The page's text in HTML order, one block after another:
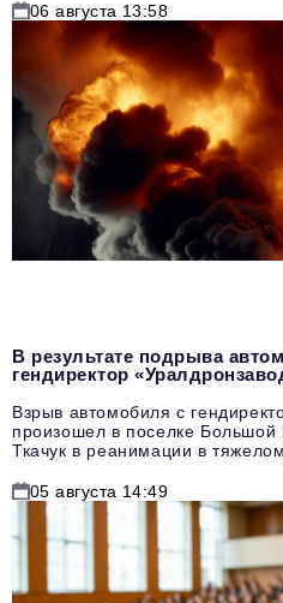
06 августа 13:58
В результате подрыва
гендиректор
Взрыв автомобиля с
произошел в поселке Большой
Ткачук в реанимации в
05 августа 14:49